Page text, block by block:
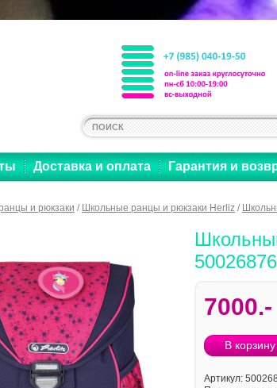
Доставка и оплата Гарантия и
и рюкзаки / Школьные ранцы и рюкзаки Herliz /
50026876
7000.-
Артикул: